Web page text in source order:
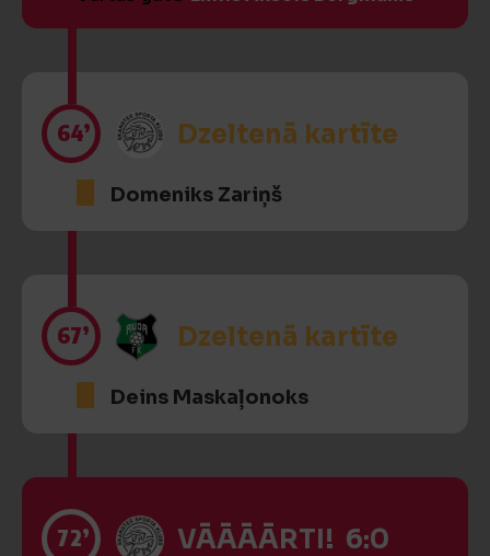
64’ Dzeltenā kartīte
Domeniks Zariņš
67’ Dzeltenā kartīte
Deins Maskaļonoks
72’ VĀĀĀĀRTI! 6:0